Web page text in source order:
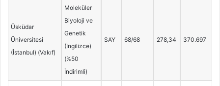
Üsküdar
Üniversitesi
(İstanbul) (Vakıf)
Moleküler
Biyoloji ve
Genetik
(İngilizce)
(%50
İndirimli)
SAY 68/68 278,34 370.697